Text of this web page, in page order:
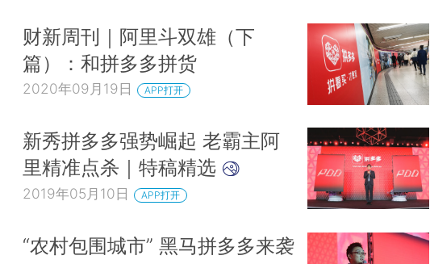
财新周刊｜阿里斗双雄（下
篇）：和拼多多拼货
2020年09月19日 APP打开
新秀拼多多强势崛起 老霸主阿
里精准点杀｜特稿精选
2019年05月10日 APP打开
“农村包围城市” 黑马拼多多来袭